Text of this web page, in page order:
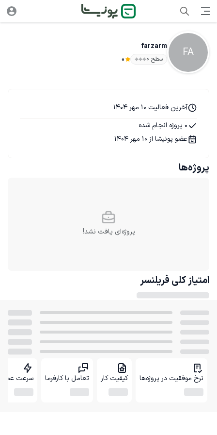
FA
farzarm
سطح ۰ 0
آخرین فعالیت 10 مهر 1404
0 پروژه انجام شده
عضو پونیشا از 10 مهر 1404
پروژه‌ها
پروژه‌ای یافت نشد!
امتیاز کلی فریلنسر
نرخ موفقیت در پروژه‌ها کیفیت کار تعامل با کارفرما سرعت عمل